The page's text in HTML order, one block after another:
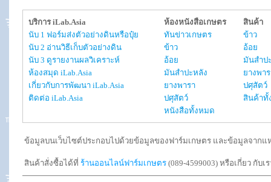
บริการ iLab.Asia
นับ 1 ฟอร์มส่งตัวอย่างดินหรือปุ๋ย
นับ 2 อ่านวิธีเก็บตัวอย่างดิน
นับ 3 ดูรายงานผลวิเคราะห์
ห้องสมุด iLab.Asia
เกี่ยวกับการพัฒนา iLab.Asia
ติดต่อ iLab.Asia
ห้องหนังสือเกษตร
ทันข่าวเกษตร
ข้าว
อ้อย
มันสำปะหลัง
ยางพารา
ปศุสัตว์
หนังสือทั้งหมด
สินค้า
ข้าว
อ้อย
มันสำป
ยางพา
ปศุสัตว์
สินค้าทั้
ข้อมูลบนเว็บไซต์ประกอบไปด้วยข้อมูลของฟาร์มเกษตร และข้อมูลจาก
สินค้าสั่งซื้อได้ที่ ร้านออนไลน์ฟาร์มเกษตร (089-4599003) หรือเกี่ยว กับเ